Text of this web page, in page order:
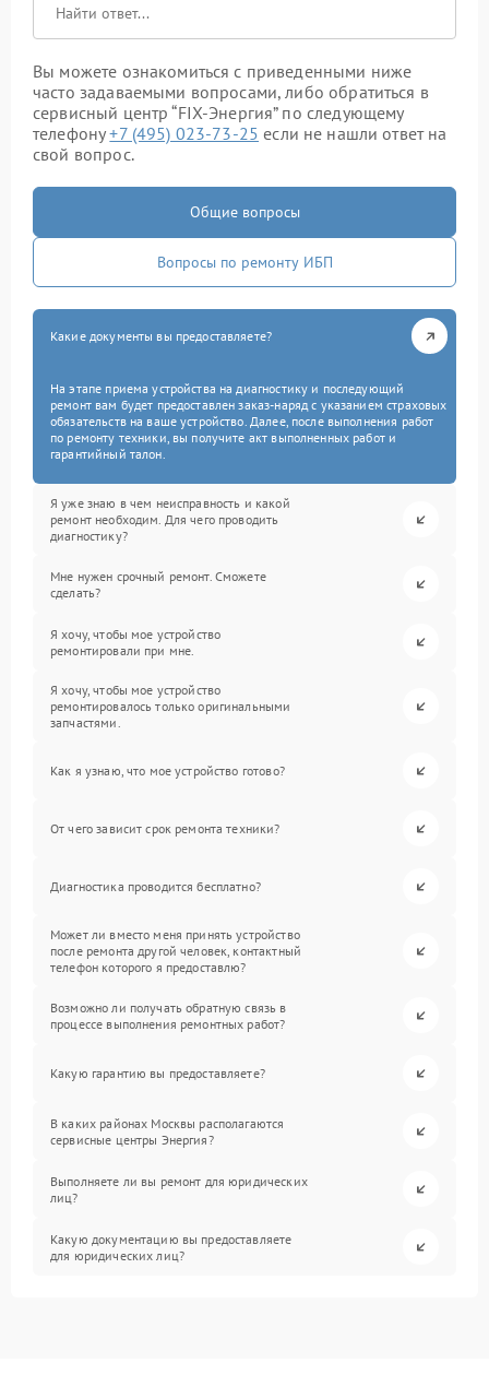
Вы можете ознакомиться с приведенными ниже
часто задаваемыми вопросами, либо обратиться в
сервисный центр “FIX-Энергия” по следующему
телефону+7 (495) 023-73-25 если не нашли ответ на
свой вопрос.
Общие вопросы
Вопросы по ремонту ИБП
Какие документы вы предоставляете?
На этапе приема устройства на диагностику и последующий
ремонт вам будет предоставлен заказ-наряд с указанием страховых
обязательств на ваше устройство. Далее, после выполнения работ
по ремонту техники, вы получите акт выполненных работ и
гарантийный талон.
Я уже знаю в чем неисправность и какой
ремонт необходим. Для чего проводить
диагностику?
Мне нужен срочный ремонт. Сможете
сделать?
Я хочу, чтобы мое устройство
ремонтировали при мне.
Я хочу, чтобы мое устройство
ремонтировалось только оригинальными
запчастями.
Как я узнаю, что мое устройство готово?
От чего зависит срок ремонта техники?
Диагностика проводится бесплатно?
Может ли вместо меня принять устройство
после ремонта другой человек, контактный
телефон которого я предоставлю?
Возможно ли получать обратную связь в
процессе выполнения ремонтных работ?
Какую гарантию вы предоставляете?
В каких районах Москвы располагаются
сервисные центры Энергия?
Выполняете ли вы ремонт для юридических
лиц?
Какую документацию вы предоставляете
для юридических лиц?